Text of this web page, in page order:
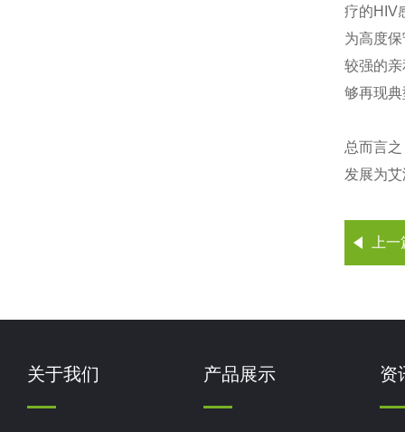
疗的HIV
为高度
较强的
够再现
总而言
发展为
上
关于我们 产品展示 资